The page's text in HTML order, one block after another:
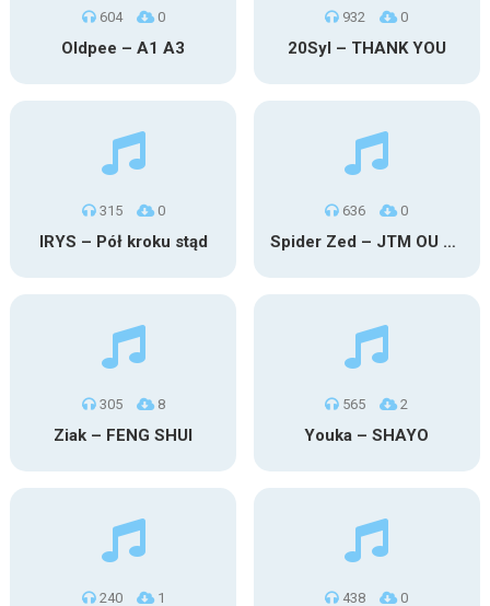
604 0
Oldpee – A1 A3
932 0
20Syl – THANK YOU
315 0
IRYS – Pół kroku stąd
636 0
Spider Zed – JTM OU TG
305 8
Ziak – FENG SHUI
565 2
Youka – SHAYO
240 1 438 0